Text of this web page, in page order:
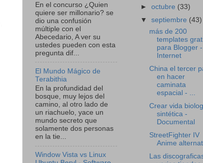
En el concurso ¿Quien
quiere ser millonario? se
dio una confusión
múltiple con el
Abecedario, A ver su
ustedes pueden con esta
pregunta dif...
El Mundo Mágico de
Terabithia
En la profundidad del
bosque, muy lejos del
camino, al otro lado de
un riachuelo, yace un
mundo secreto que
solamente dos personas
en la tie...
Window Vista vs Linux
►octubre (33)
▼septiembre (43)
más de 200
templates
para Blogger -
Internet
China el tercer
en hacer
caminata
espacial - ...
Crear vida
sintética -
Documental
StreetFighter IV
Anime
Las